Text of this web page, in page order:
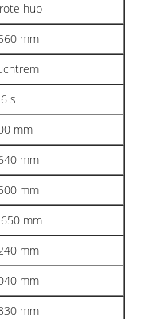
hub
mm
s
mm
mm
mm
mm
mm
mm
mm